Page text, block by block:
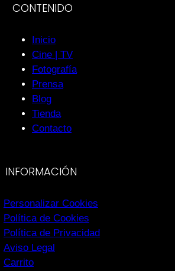
CONTENIDO
Inicio
Cine | TV
Fotografía
Prensa
Blog
Tienda
Contacto
INFORMACIÓN
Personalizar Cookies
Política de Cookies
Política de Privacidad
Aviso Legal
Carrito